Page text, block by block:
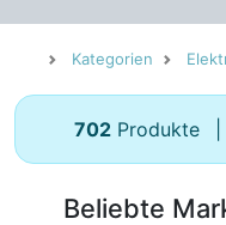
Kategorien
702 Produkte
Beliebte